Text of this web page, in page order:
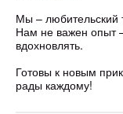
Мы – любительский
Нам не важен опыт
вдохновлять.
Готовы к новым
рады каждому!